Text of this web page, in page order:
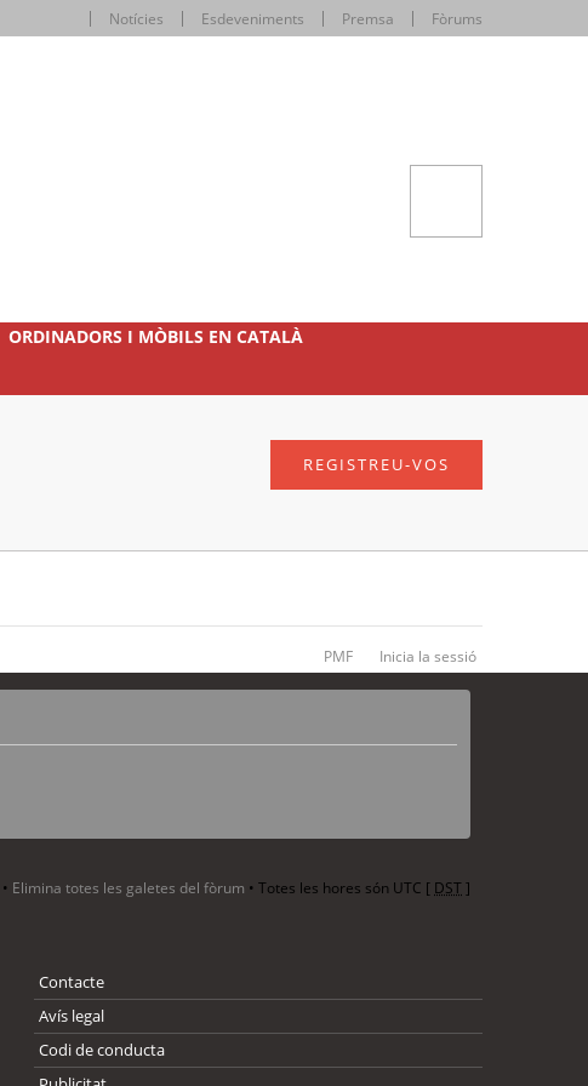
Notícies Esdeveniments Premsa Fòrums
ORDINADORS I MÒBILS EN CATALÀ
REGISTREU-VOS
PMF Inicia la sessió
• Elimina totes les galetes del fòrum • Totes les hores són UTC [ DST]
Contacte
Avís legal
Codi de conducta